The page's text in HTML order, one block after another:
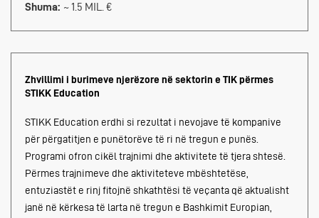
Shuma: ~ 1.5 MIL. €
Zhvillimi i burimeve njerëzore në sektorin e TIK përmes
STIKK Education
STIKK Education erdhi si rezultat i nevojave të kompanive
për përgatitjen e punëtorëve të ri në tregun e punës.
Programi ofron cikël trajnimi dhe aktivitete të tjera shtesë.
Përmes trajnimeve dhe aktiviteteve mbështetëse,
entuziastët e rinj fitojnë shkathtësi të veçanta që aktualisht
janë në kërkesa të larta në tregun e Bashkimit Europian,